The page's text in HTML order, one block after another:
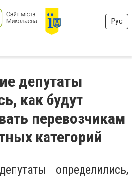
Рус
депутаты
как будут
перевозчикам
категорий
определились,